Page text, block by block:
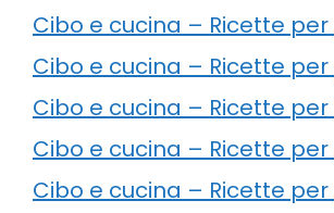
Cibo e cucina – Ricette
Cibo e cucina – Ricette
Cibo e cucina – Ricette
Cibo e cucina – Ricette
Cibo e cucina – Ricette